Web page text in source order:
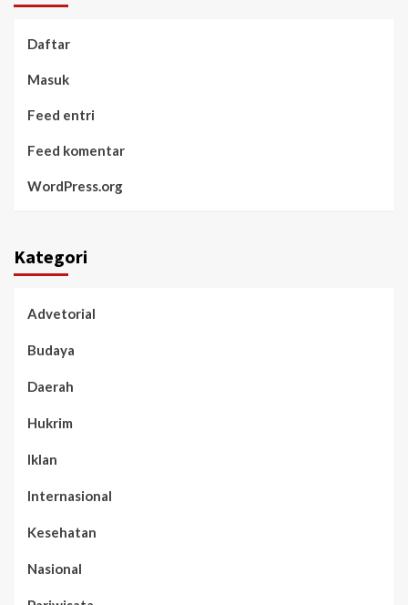
Daftar
Masuk
Feed entri
Feed komentar
WordPress.org
Kategori
Advetorial
Budaya
Daerah
Hukrim
Iklan
Internasional
Kesehatan
Nasional